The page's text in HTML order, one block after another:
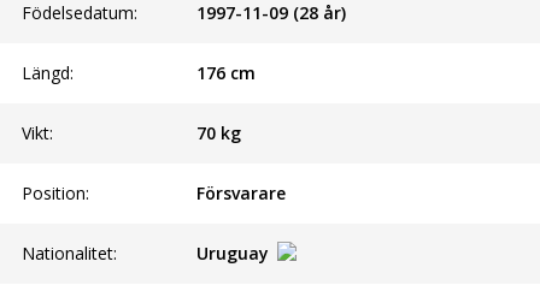
Födelsedatum: 1997-11-09 (28 år)
Längd: 176cm
Vikt: 70kg
Position: Försvarare
Nationalitet: Uruguay